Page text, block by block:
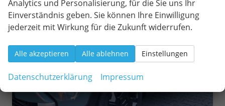
ab 232,– € mtl.
Analytics und Personalisierung, für die Sie uns Ihr
Einverständnis geben. Sie können Ihre Einwilligung
jederzeit mit Wirkung für die Zukunft widerrufen.
Alle akzeptieren Alle ablehnen Einstellungen
Datenschutzerklärung Impressum